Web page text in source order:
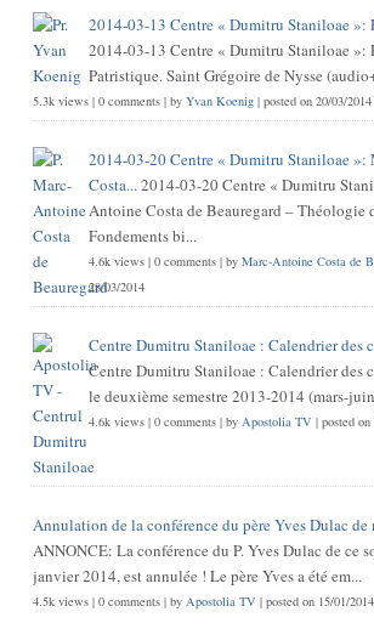
2014-03-13 Centre « Dumitru Staniloae
2014-03-13 Centre « Dumitru Staniloae »:
Patristique. Saint Grégoire de Nysse
5.3k views| 0 comments| by Yvan Koenig| posted on 20/03/2014
2014-03-20 Centre « Dumitru Staniloae
Costa...2014-03-20 Centre « Dumitru
Antoine Costa de Beauregard – Théologie
Fondements bi...
4.6k views| 0 comments| by Marc-Antoine Costa de
28/03/2014
Centre Dumitru Staniloae : Calendrier des
Centre Dumitru Staniloae : Calendrier des
le deuxième semestre 2013-2014 (mars-
4.6k views| 0 comments| by Apostolia TV | posted
Annulation de la conférence du père Yves Dulac de
ANNONCE: La conférence du P. Yves Dulac de ce soir, mercredi 15
janvier 2014, est annulée ! Le père Yves a été em...
4.5k views| 0 comments| by Apostolia TV | posted on 15/01/2014